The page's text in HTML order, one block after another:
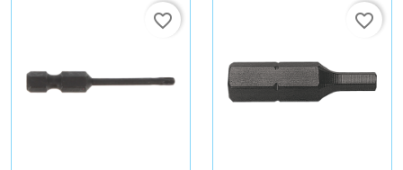
favorite_border favorite_border